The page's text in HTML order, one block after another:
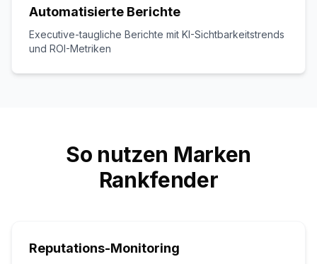
Automatisierte Berichte
Executive-taugliche Berichte mit KI-Sichtbarkeitstrends
und ROI-Metriken
So nutzen Marken
Rankfender
Reputations-Monitoring